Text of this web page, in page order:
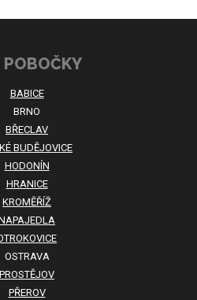
POBOČKY
BABICE
BRNO
BŘECLAV
BUDĚJOVICE
HODONÍN
HRANICE
KROMĚŘÍŽ
OSTRAVA
PROSTĚJOV
PŘEROV